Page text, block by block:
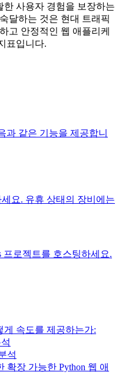
사용자 경험을 보장하는
달하는 것은 현대 트래픽
고 안정적인 웹 애플리케
표입니다.
과 같은 기능을 제공합니
세요. 유휴 상태의 장비에는
프로젝트를 호스팅하세요.
게 속도를 제공하는가:
석
확장 가능한 Python 웹 애